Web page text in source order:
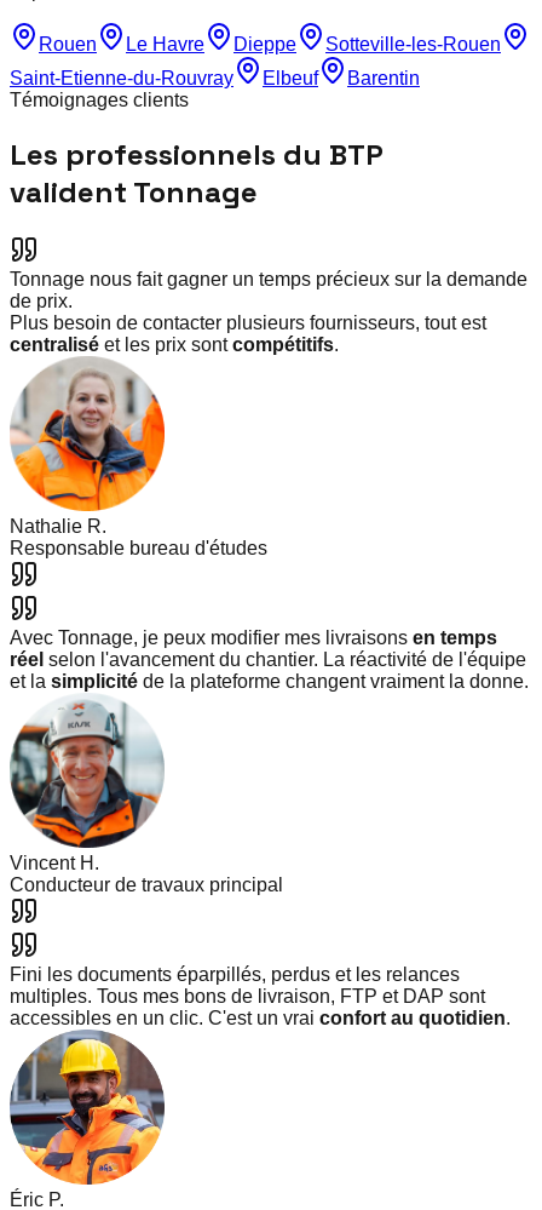
Rouen Le Havre Dieppe
Sotteville-les-Rouen
Saint-Etienne-du-Rouvray
Elbeuf
Barentin
Témoignages clients
Les professionnels du BTP
valident Tonnage
Tonnage nous fait gagner un temps précieux sur la demande
de prix.
Plus besoin de contacter plusieurs fournisseurs, tout est
centralisé et les prix sontcompétitifs.
Nathalie R.
Responsable bureau d'études
Avec Tonnage, je peux modifier mes livraisons en temps
réel selon l'avancement du chantier. La réactivité de l'équipe
et la simplicité de la plateforme changent vraiment la donne.
Vincent H.
Conducteur de travaux principal
Fini les documents éparpillés, perdus et les relances
multiples. Tous mes bons de livraison, FTP et DAP sont
accessibles en un clic. C'est un vrai confort au quotidien.
Éric P.